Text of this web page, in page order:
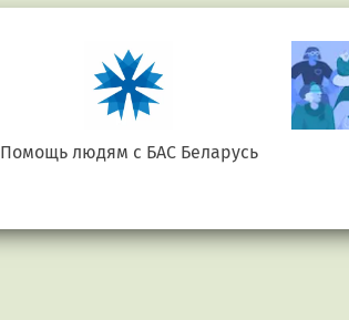
Помощь людям с БАС Беларусь